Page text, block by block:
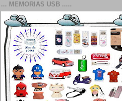
... MEMORIAS USB .....